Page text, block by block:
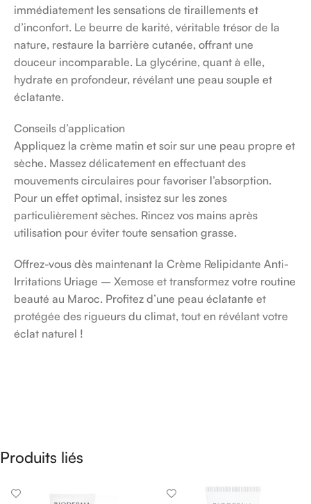
immédiatement les sensations de tiraillements et
d’inconfort. Le beurre de karité, véritable trésor de la
nature, restaure la barrière cutanée, offrant une
douceur incomparable. La glycérine, quant à elle,
hydrate en profondeur, révélant une peau souple et
éclatante.
Conseils d’application
Appliquez la crème matin et soir sur une peau propre et
sèche. Massez délicatement en effectuant des
mouvements circulaires pour favoriser l’absorption.
Pour un effet optimal, insistez sur les zones
particulièrement sèches. Rincez vos mains après
utilisation pour éviter toute sensation grasse.
Offrez-vous dès maintenant la Crème Relipidante Anti-
Irritations Uriage – Xemose et transformez votre routine
beauté au Maroc. Profitez d’une peau éclatante et
protégée des rigueurs du climat, tout en révélant votre
éclat naturel !
Produits liés